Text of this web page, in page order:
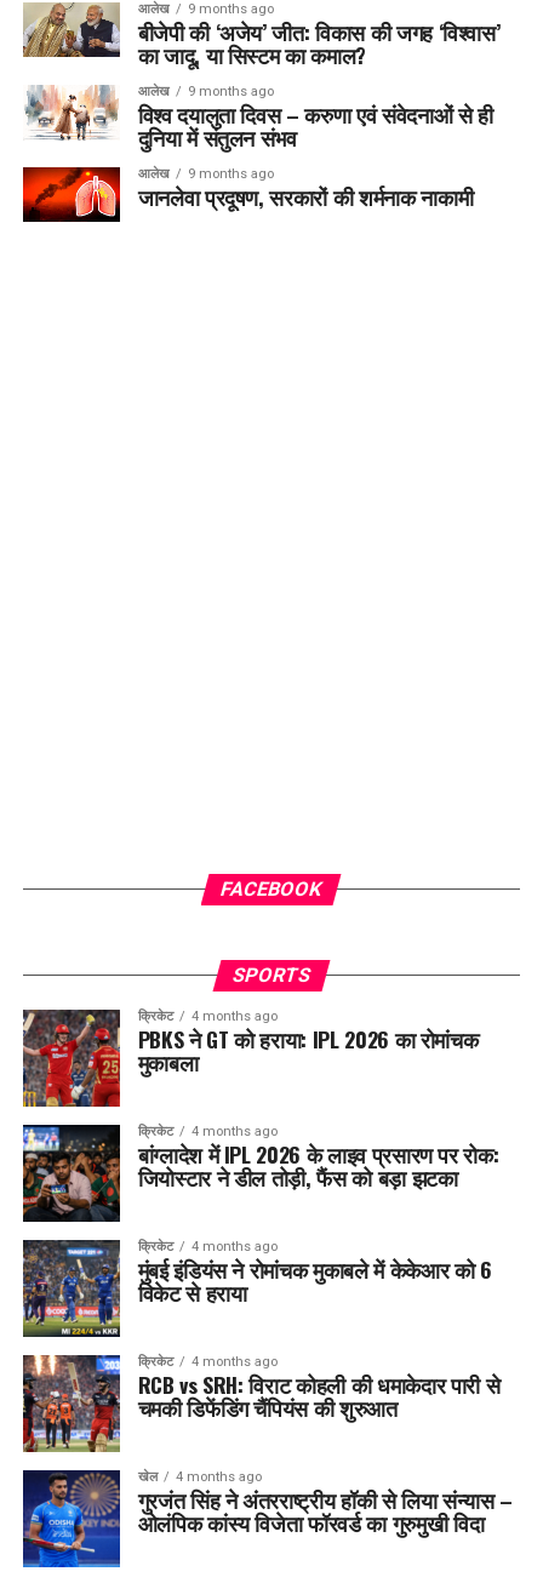
आलेख 9 months ago
बीजेपी की ‘अजेय’ जीत: विकास की जगह ‘विश्वास’
का जादू, या सिस्टम का कमाल?
आलेख 9 months ago
विश्व दयालुता दिवस – करुणा एवं संवेदनाओं से ही
दुनिया में संतुलन संभव
आलेख 9 months ago
जानलेवा प्रदूषण, सरकारों की शर्मनाक नाकामी
FACEBOOK
SPORTS
क्रिकेट 4 months ago
PBKS ने GT को हराया: IPL 2026 का रोमांचक
मुकाबला
क्रिकेट 4 months ago
बांग्लादेश में IPL 2026 के लाइव प्रसारण पर रोक:
जियोस्टार ने डील तोड़ी, फैंस को बड़ा झटका
क्रिकेट 4 months ago
मुंबई इंडियंस ने रोमांचक मुकाबले में केकेआर को 6
विकेट से हराया
क्रिकेट 4 months ago
RCB vs SRH: विराट कोहली की धमाकेदार पारी से
चमकी डिफेंडिंग चैंपियंस की शुरुआत
खेल 4 months ago
गुरजंत सिंह ने अंतरराष्ट्रीय हॉकी से लिया संन्यास –
ओलंपिक कांस्य विजेता फॉरवर्ड का गुरुमुखी विदा